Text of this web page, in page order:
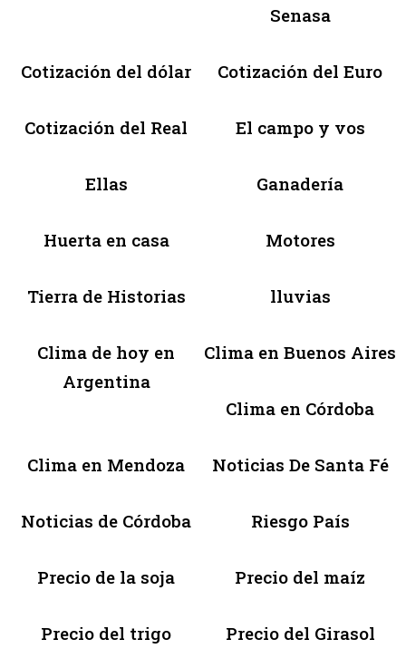
Senasa
Cotización del dólar Cotización del Euro
Cotización del Real El campo y vos
Ellas Ganadería
Huerta en casa Motores
Tierra de Historias lluvias
Clima de hoy en
Argentina
Clima en Buenos Aires
Clima en Córdoba
Clima en Mendoza Noticias De Santa Fé
Noticias de Córdoba Riesgo País
Precio de la soja Precio del maíz
Precio del trigo Precio del Girasol